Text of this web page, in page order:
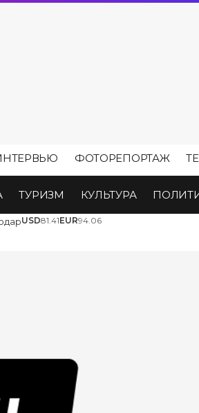
ФОТОРЕПОРТАЖ
ТУРИЗМ КУЛЬТУРА
USD81.41EUR94.06